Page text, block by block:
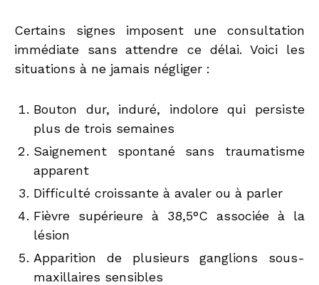
Certains signes imposent une consultation
immédiate sans attendre ce délai. Voici les
situations à ne jamais négliger :
Bouton dur, induré, indolore qui persiste
plus de trois semaines
Saignement spontané sans traumatisme
apparent
Difficulté croissante à avaler ou à parler
Fièvre supérieure à 38,5°C associée à la
lésion
Apparition de plusieurs ganglions sous-
maxillaires sensibles